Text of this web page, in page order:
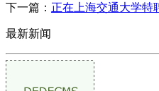
下一篇： 正在上海交通大学特
最新新闻